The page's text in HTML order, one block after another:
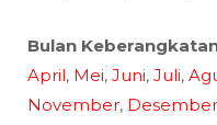
Bulan
April, Mei, Juni, Juli,
November, Desember